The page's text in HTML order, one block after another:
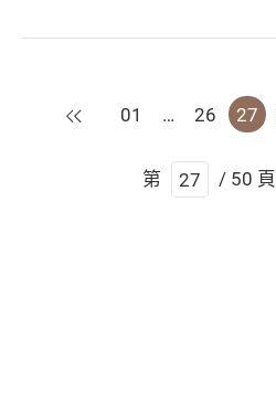
上一頁
01 … 26 27
第 / 50 頁